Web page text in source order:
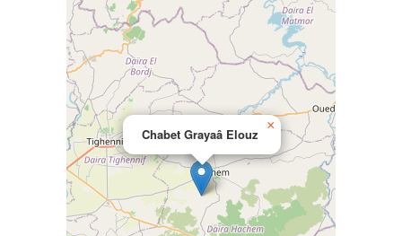
Chabet Grayaâ Elouz
×